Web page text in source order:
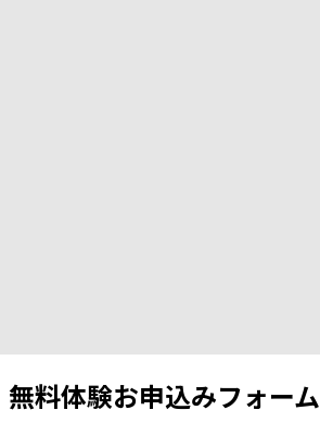
無料体験お申込みフォーム